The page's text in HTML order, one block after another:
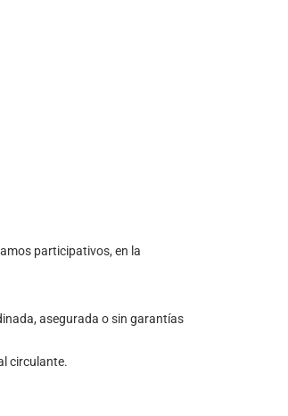
participativos, en la
asegurada o sin garantías
circulante.